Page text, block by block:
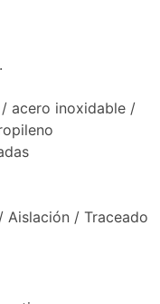
acero inoxidable /
Aislación / Traceado